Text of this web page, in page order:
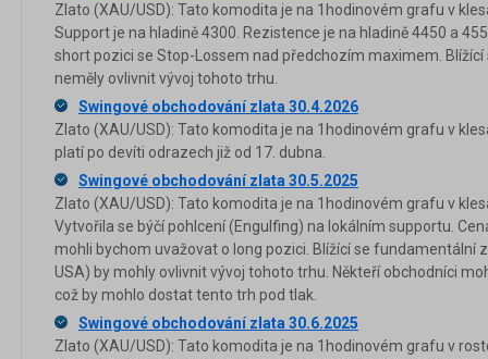
Zlato (XAU/USD): Tato komodita je na 1hodinovém grafu v
Support je na hladině 4300. Rezistence je na hladině 4450 a
short pozici se Stop-Lossem nad předchozím maximem.
neměly ovlivnit vývoj tohoto trhu.
Swingové obchodování zlata 30.4.2026
Zlato (XAU/USD): Tato komodita je na 1hodinovém grafu v
platí po devíti odrazech již od 17. dubna.
Swingové obchodování zlata 30.5.2025
Zlato (XAU/USD): Tato komodita je na 1hodinovém grafu v
Vytvořila se býčí pohlcení (Engulfing) na lokálním supportu.
mohli bychom uvažovat o long pozici. Blížící se fundamentální
USA) by mohly ovlivnit vývoj tohoto trhu. Někteří obchodníci
což by mohlo dostat tento trh pod tlak.
Swingové obchodování zlata 30.6.2025
Zlato (XAU/USD): Tato komodita je na 1hodinovém grafu v